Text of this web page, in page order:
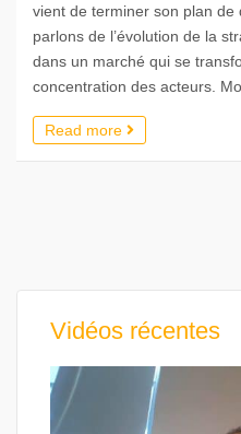
vient de terminer son plan
parlons de l’évolution de la
dans un marché qui se
concentration des acteurs.
Read more
Vidéos récentes